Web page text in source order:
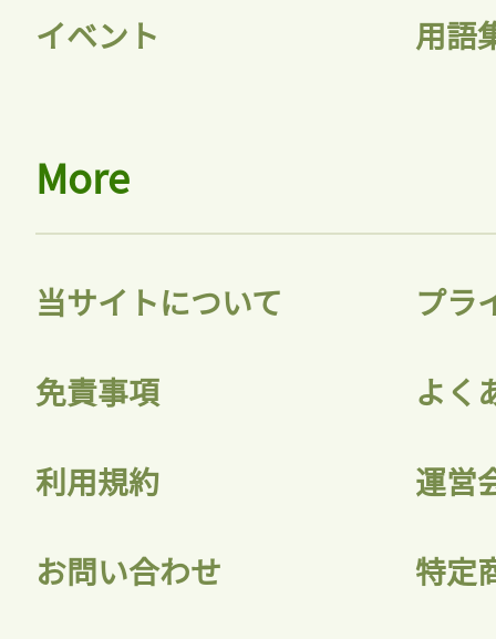
ログインが必
会員登録
イベント 用語
More
当サイトについて プラ
免責事項 よく
利用規約 運営
お問い合わせ 特定